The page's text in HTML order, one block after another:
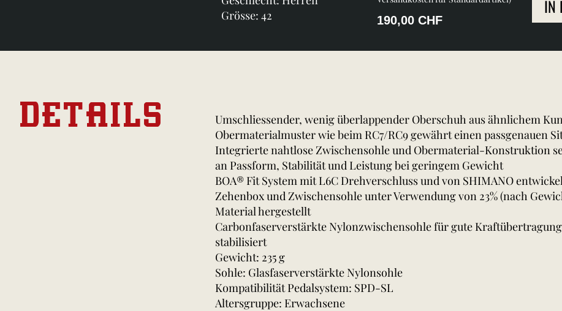
Grösse: 42
190,00 CHF
IN
DETAILS
Umschliessender, wenig überlappender Oberschuh aus ähnlichem
Obermaterialmuster wie beim RC7/RC9 gewährt einen passgenauen
Integrierte nahtlose Zwischensohle und Obermaterial-Konstruktion
an Passform, Stabilität und Leistung bei geringem Gewicht
BOA® Fit System mit L6C Drehverschluss und von SHIMANO
Zehenbox und Zwischensohle unter Verwendung von 23% (nach
Material hergestellt
Carbonfaserverstärkte Nylonzwischensohle für gute
stabilisiert
Gewicht: 235 g
Sohle: Glasfaserverstärkte Nylonsohle
Kompatibilität Pedalsystem: SPD-SL
Altersgruppe: Erwachsene